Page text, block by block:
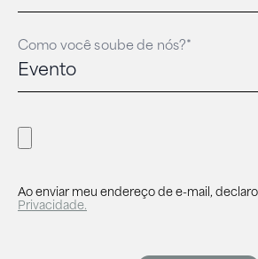
Como você soube de nós?*
Ao enviar meu endereço de e-mail,
Privacidade.